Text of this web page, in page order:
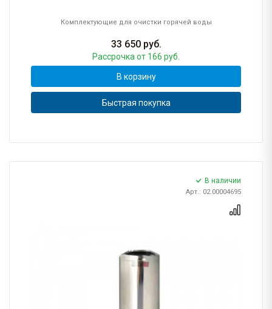
Комплектующие для очистки горячей воды
33 650руб.
Рассрочка от 166 руб.
В корзину
Быстрая покупка
В наличии
Арт.: 02.00004695